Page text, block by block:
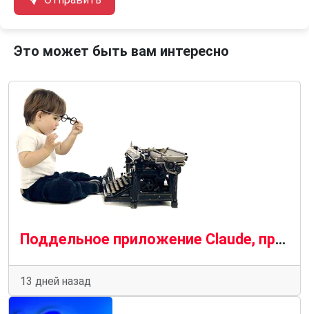
Это может быть вам интересно
Поддельное приложение Claude, продвигаемое рекламой Bing, распространяет вредоносное ПО SectopRAT.
13 дней назад